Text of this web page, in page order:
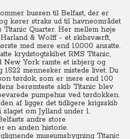
bussen til Belfast, der er
kører straks ud til havneområdet
Quarter. Her mellem høje
& Wolff - et skibsværft,
med mere end 10.000 ansatte.
krydstogtskibet RMS Titanic,
New York ramte et isbjerg og
1522 mennesker mistede livet. Du
tørdok, som er mere end 100
berømteste skib Titanic blev
pumpehus ved tørdokken.
af ligger det tidligere krigsskib
om Jylland under 1.
andre store
en anden historie.
museumsbygning Titanic